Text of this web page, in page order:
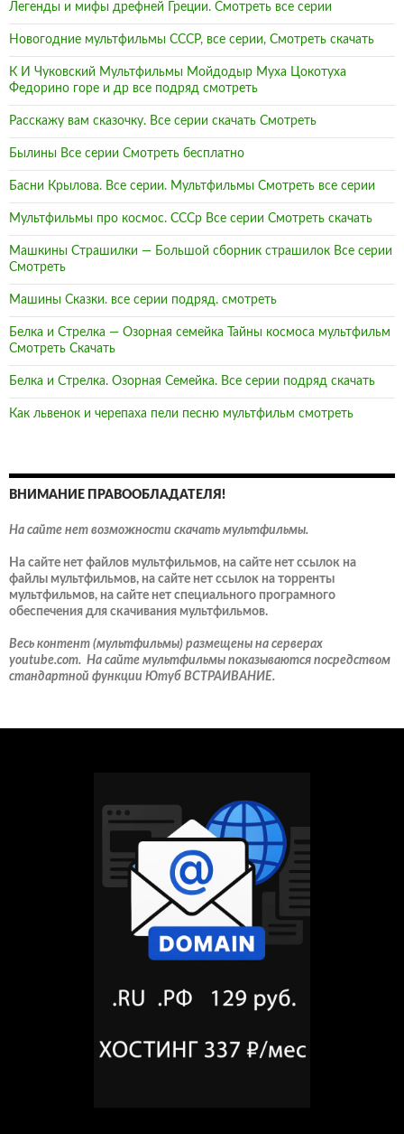
Легенды и мифы дрефней Греции. Смотреть все серии
Новогодние мультфильмы СССР, все серии, Смотреть скачать
К И Чуковский Мультфильмы Мойдодыр Муха Цокотуха
Федорино горе и др все подряд смотреть
Расскажу вам сказочку. Все серии скачать Смотреть
Былины Все серии Смотреть бесплатно
Басни Крылова. Все серии. Мультфильмы Смотреть все серии
Мультфильмы про космос. СССр Все серии Смотреть скачать
Машкины Страшилки — Большой сборник страшилок Все серии
Смотреть
Машины Сказки. все серии подряд. смотреть
Белка и Стрелка — Озорная семейка Тайны космоса мультфильм
Смотреть Скачать
Белка и Стрелка. Озорная Семейка. Все серии подряд скачать
Как львенок и черепаха пели песню мультфильм смотреть
ВНИМАНИЕ ПРАВООБЛАДАТЕЛЯ!
На сайте нет возможности скачать мультфильмы.
На сайте нет файлов мультфильмов, на сайте нет ссылок на
файлы мультфильмов, на сайте нет ссылок на торренты
мультфильмов, на сайте нет специального програмного
обеспечения для скачивания мультфильмов.
Весь контент (мультфильмы) размещены на серверах
youtube.com. На сайте мультфильмы показываются посредством
стандартной функции Ютуб ВСТРАИВАНИЕ.